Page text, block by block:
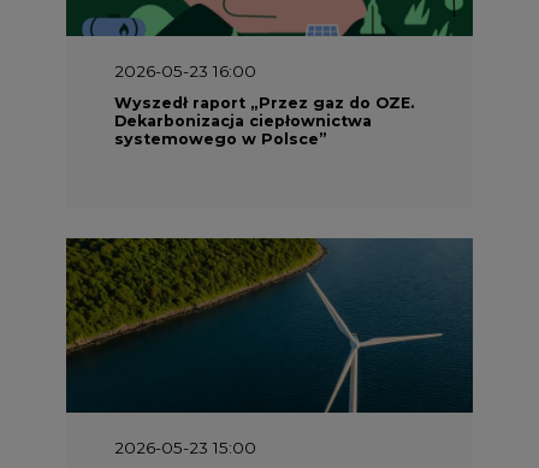
2026-05-23 16:00
Wyszedł raport „Przez gaz do OZE.
Dekarbonizacja ciepłownictwa
systemowego w Polsce”
2026-05-23 15:00